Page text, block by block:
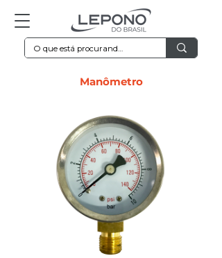
Manômetro